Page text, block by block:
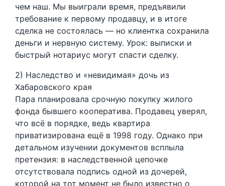
чем наш. Мы выиграли время, предъявили
требование к первому продавцу, и в итоге
сделка не состоялась — но клиентка сохранила
деньги и нервную систему. Урок: выписки и
быстрый нотариус могут спасти сделку.
2) Наследство и «невидимая» дочь из
Хабаровского края
Пара планировала срочную покупку жилого
фонда бывшего кооператива. Продавец уверял,
что всё в порядке, ведь квартира
приватизирована ещё в 1998 году. Однако при
детальном изучении документов всплыла
претензия: в наследственной цепочке
отсутствовала подпись одной из дочерей,
которой на тот момент не было известно о